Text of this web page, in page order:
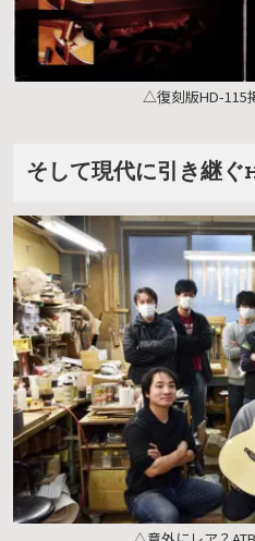
△復刻版HD-115
そして現代に引き継ぐ